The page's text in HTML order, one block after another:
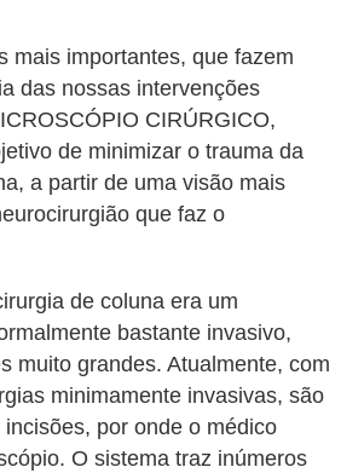
mais importantes, que fazem
das nossas intervenções
CIRÚRGICO,
de minimizar o trauma da
a partir de uma visão mais
que faz o
de coluna era um
bastante invasivo,
muito grandes. Atualmente, com
minimamente invasivas, são
por onde o médico
O sistema traz inúmeros